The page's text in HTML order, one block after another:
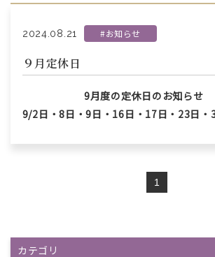
2024.08.21 #お知らせ
９月定休日
9月度の定休日のお知らせ
9/2日・8日・9日・16日・17日・23日・
1
カテゴリ